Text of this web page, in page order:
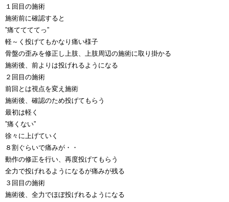
１回目の施術
施術前に確認すると
”痛ててててっ”
軽～く投げてもかなり痛い様子
骨盤の歪みを修正し上肢、上肢周辺の施術に取り掛かる
施術後、前よりは投げれるようになる
２回目の施術
前回とは視点を変え施術
施術後、確認のため投げてもらう
最初は軽く
”痛くない”
徐々に上げていく
８割ぐらいで痛みが・・
動作の修正を行い、再度投げてもらう
全力で投げれるようになるが痛みが残る
３回目の施術
施術後、全力でほぼ投げれるようになる